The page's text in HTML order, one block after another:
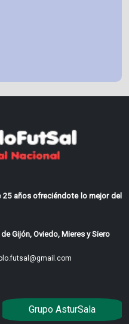
años ofreciéndote lo mejor del
Gijón, Oviedo, Mieres y Siero
Grupo AsturSala